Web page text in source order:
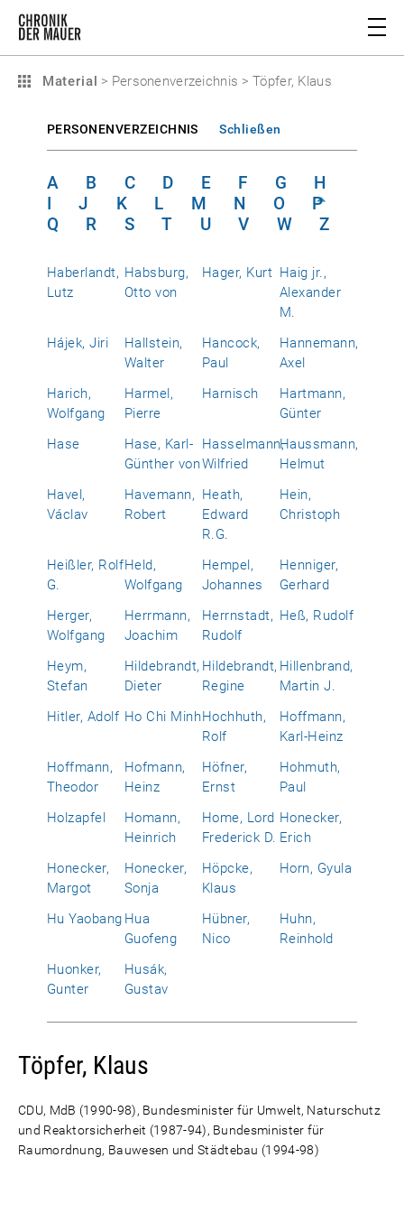
Material > Personenverzeichnis > Töpfer, Klaus
PERSONENVERZEICHNIS Schließen
A B C D E F G
H
I
J K L M N O
P
Q
R S T U V W Z
Haberlandt,
Lutz
Habsburg,
Otto von
Hager, Kurt Haig jr.,
Alexander
M.
Hájek, Jiri
Hallstein,
Walter
Hancock,
Paul
Hannemann,
Axel
Harich,
Wolfgang
Harmel,
Pierre
Harnisch
Hartmann,
Günter
Hase
Hase, Karl-
Günther von
Hasselmann,
Wilfried
Haussmann,
Helmut
Havel,
Václav
Havemann,
Robert
Heath,
Edward
R.G.
Hein,
Christoph
Heißler, Rolf
G.
Held,
Wolfgang
Hempel,
Johannes
Henniger,
Gerhard
Herger,
Wolfgang
Herrmann,
Joachim
Herrnstadt,
Rudolf
Heß, Rudolf
Heym,
Stefan
Hildebrandt,
Dieter
Hildebrandt,
Regine
Hillenbrand,
Martin J.
Hitler, Adolf Ho Chi MinhHochhuth,
Rolf
Hoffmann,
Karl-Heinz
Hoffmann,
Theodor
Hofmann,
Heinz
Höfner,
Ernst
Hohmuth,
Paul
Holzapfel
Homann,
Heinrich
Home, Lord
Frederick D.
Honecker,
Erich
Honecker,
Margot
Honecker,
Sonja
Höpcke,
Klaus
Horn, Gyula
Hu Yaobang Hua
Guofeng
Hübner,
Nico
Huhn,
Reinhold
Huonker,
Gunter
Husák,
Gustav
Töpfer, Klaus
CDU, MdB (1990-98), Bundesminister für Umwelt, Naturschutz
und Reaktorsicherheit (1987-94), Bundesminister für
Raumordnung, Bauwesen und Städtebau (1994-98)